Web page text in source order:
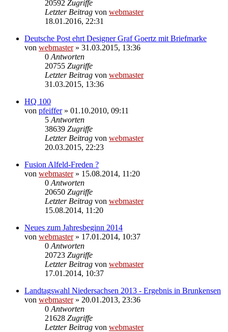
20592 Zugriffe
Letzter Beitrag von webmaster
18.01.2016, 22:31
Deutsche Post ehrt Designer Graf Goertz mit Briefmarke
von webmaster» 31.03.2015, 13:36
0 Antworten
20755 Zugriffe
Letzter Beitrag von webmaster
31.03.2015, 13:36
HQ 100
von pfeiffer» 01.10.2010, 09:11
5 Antworten
38639 Zugriffe
Letzter Beitrag von webmaster
20.03.2015, 22:23
Fusion Alfeld-Freden ?
von webmaster» 15.08.2014, 11:20
0 Antworten
20650 Zugriffe
Letzter Beitrag von webmaster
15.08.2014, 11:20
Neues zum Jahresbeginn 2014
von webmaster» 17.01.2014, 10:37
0 Antworten
20723 Zugriffe
Letzter Beitrag von webmaster
17.01.2014, 10:37
Landtagswahl Niedersachsen 2013 - Ergebnis in Brunkensen
von webmaster» 20.01.2013, 23:36
0 Antworten
21628 Zugriffe
Letzter Beitrag von webmaster